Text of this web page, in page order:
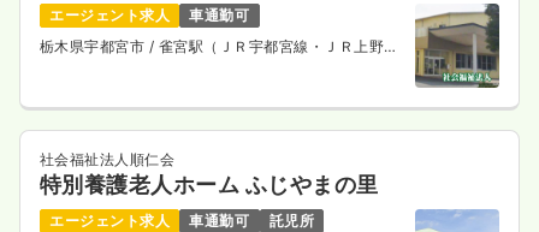
エージェント求人
車通勤可
栃木県宇都宮市 / 雀宮駅（ＪＲ宇都宮線・ＪＲ上野東
社会福祉法人順仁会
特別養護老人ホーム ふじやまの里
エージェント求人 車通勤可
託児所